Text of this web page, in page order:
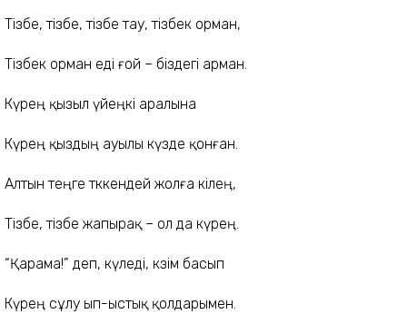
Тізбе, тізбе, тізбе тау, тізбек орман,
Тізбек орман еді ғой – біздегі арман.
Күрең қызыл үйеңкі аралына
Күрең қыздың ауылы күзде қонған.
Алтын теңге төккендей жолға кілең,
Тізбе, тізбе жапырақ – ол да күрең.
“Қарама!” деп, күледі, көзім басып
Күрең сұлу ып-ыстық қолдарымен.